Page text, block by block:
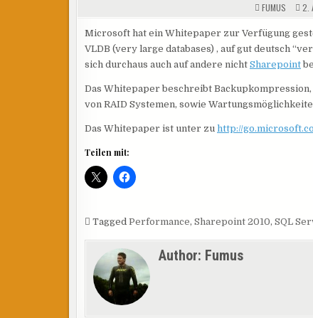
FUMUS 2.
Microsoft hat ein Whitepaper zur Verfügung
VLDB (very large databases) , auf gut deutsch
sich durchaus auch auf andere nicht Sharepoint
Das Whitepaper beschreibt Backupkompression,
von RAID Systemen, sowie
Das Whitepaper ist unter zu http://
Teilen mit:
Tagged Performance, Sharepoint 2010, SQL
Author: Fumus